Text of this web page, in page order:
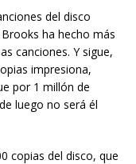
del disco
ha hecho más
canciones. Y sigue,
impresiona,
por 1 millón de
luego no será él
copias del disco, que